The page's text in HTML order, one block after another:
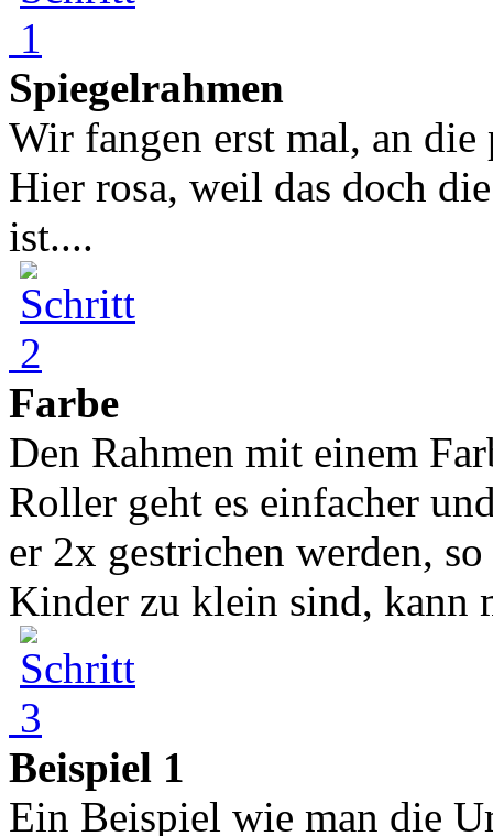
Spiegelrahmen
Wir fangen erst mal, an die
Hier rosa, weil das doch
ist....
Farbe
Den Rahmen mit einem
Roller geht es einfacher
er 2x gestrichen werden,
Kinder zu klein sind, kann
Beispiel 1
Ein Beispiel wie man die